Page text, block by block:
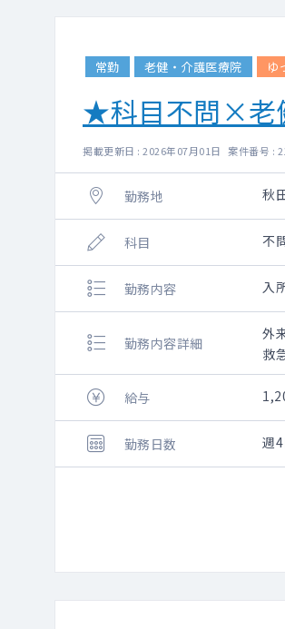
・
・
結
専
二
常勤 老健・介護医療院 ゆ
★科目不問×老
掲載更新日 : 2026年07月01日 案件番号 :
勤務地 秋
科目 不
勤務内容 入
勤務内容詳細
外
救
手
入
給与
勤務日数 週4